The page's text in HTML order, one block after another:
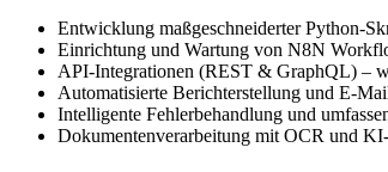
Entwicklung maßgeschneiderter Python-
Einrichtung und Wartung von N8N
API-Integrationen (REST & GraphQL) –
Automatisierte Berichterstellung und E-
Intelligente Fehlerbehandlung und
Dokumentenverarbeitung mit OCR und